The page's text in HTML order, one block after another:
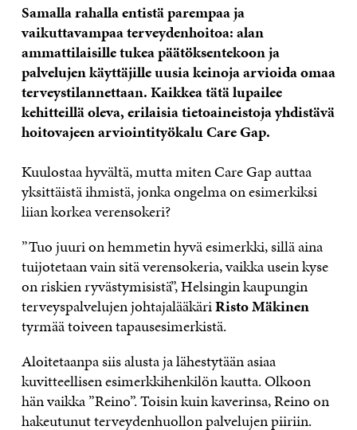
Samalla rahalla entistä parempaa ja
vaikuttavampaa terveydenhoitoa: alan
ammattilaisille tukea päätöksentekoon ja
palvelujen käyttäjille uusia keinoja arvioida omaa
terveystilannettaan. Kaikkea tätä lupailee
kehitteillä oleva, erilaisia tietoaineistoja yhdistävä
hoitovajeen arviointityökalu Care Gap.
Kuulostaa hyvältä, mutta miten Care Gap auttaa
yksittäistä ihmistä, jonka ongelma on esimerkiksi
liian korkea verensokeri?
”Tuo juuri on hemmetin hyvä esimerkki, sillä aina
tuijotetaan vain sitä verensokeria, vaikka usein kyse
on riskien ryvästymisistä”, Helsingin kaupungin
terveyspalvelujen johtajalääkäriRisto Mäkinen
tyrmää toiveen tapausesimerkistä.
Aloitetaanpa siis alusta ja lähestytään asiaa
kuvitteellisen esimerkkihenkilön kautta. Olkoon
hän vaikka ”Reino”. Toisin kuin kaverinsa, Reino on
hakeutunut terveydenhuollon palvelujen piiriin.